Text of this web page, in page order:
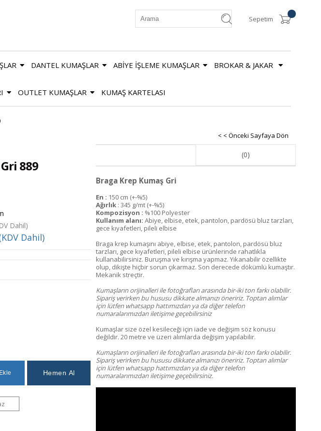
Sepetim
DANTEL KUMAŞLAR ABİYE İŞLEME KUMAŞLAR BROKAR & JAKAR
OUTLET KUMAŞLAR KUMAŞ KARTELASI
< < Önceki Sayfaya Dön
889
Dahil)
Dahil)
(0)
Braga Krep Kumaş Gri
En : 150 cm (+-%5)
Ağırlık : 345 g/mt (+-%5)
Kompozisyon : %100 Polyester
Kullanım alanı: Abiye, elbise, etek, pantolon, pardösü bluz tarzları,
gece kıyafetleri, pileli elbise
Braga krep kumaşını abiye, elbise, etek, pantolon, pardösü bluz
tarzları, gece kıyafetleri, pileli elbise ürünlerinde rahatlıkla
kullanabilirsiniz. Buruşma ve kırışma yapmaz. Yıkanabilir özellikte
olup, dikişte hiçbir sorun çıkarmaz. Son derecede dökümlü kumaştır.
Mekanik streçtir.
Kumaşların orijinalleri ile fotoğrafları arasında bir-iki ton farkı olabilir.
Sipariş verirken bu hususu dikkate almanızı öneririz. Toptan alımlar
için lütfen whatsapp hattımızdan ya da diğer telefon
numaralarımızdan iletişime geçebilirsiniz
Kumaşlar size özel kesileceği için iade ve değişim söz konusu
değildir. 20 metre ve üzeri alımlarda değişim yapılabilir.
Kumaşların orijinalleri ile fotoğrafları arasında bir-iki ton farkı olabilir.
Sipariş verirken bu hususu dikkate almanızı öneririz. Toptan alımlar
için lütfen whatsapp hattımızdan ya da diğer telefon
numaralarımızdan iletişime geçebilirsiniz.